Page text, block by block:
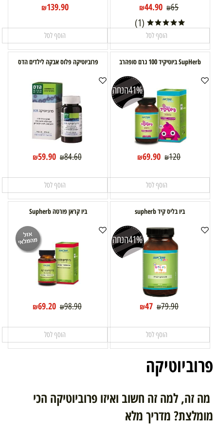
₪65
₪44.90
(1)
הוסף לסל
₪139.90
הוסף לסל
SupHerb ביוטיקיד 100 גרם סופהרב
41%הנחה
₪120
₪69.90
הוסף לסל
פרוביוטיקה פלוס אבקה לילדים הדס
₪84.60
₪59.90
הוסף לסל
ביו בליס קיד supherb
41%הנחה
₪79.90
₪47
הוסף לסל
ביו קראן פורטה Supherb
₪98.90
₪69.20
הוסף לסל
פרוביוטיקה
מה זה, למה זה חשוב ואיזו פרוביוטיקה הכי
מומלצת? מדריך מלא